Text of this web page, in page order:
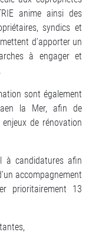
anime ainsi des
syndics et
d’apporter un
à engager et
sont également
la Mer, afin de
de rénovation
à candidatures afin
accompagnement
prioritairement 13